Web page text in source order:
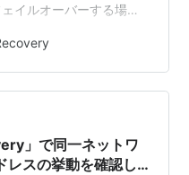
イルオーバーする場合
トール 3. ネットワーク
ーの実行 5. フェイルバ
境 AOS: 7.3AHV:
」で同一ネットワ
レスの挙動を確認し